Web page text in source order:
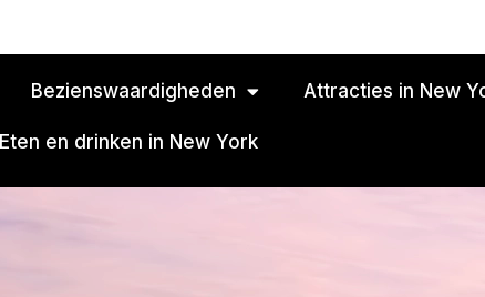
Bezienswaardigheden Attracties in New
Eten en drinken in New York